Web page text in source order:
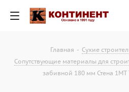
Главная - Сухие
Сопутствующие материалы для
забивной 180 мм Стена 1MT